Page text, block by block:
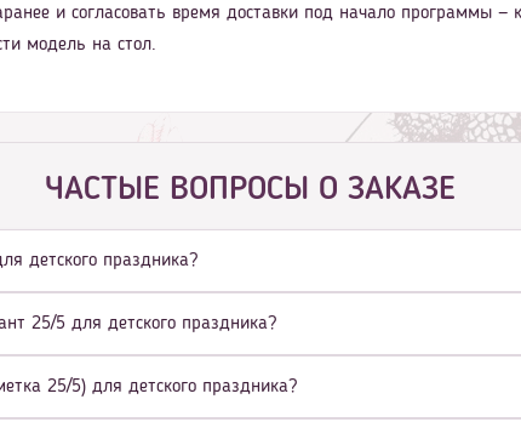
и согласовать время доставки под начало программы —
модель на стол.
ЧАСТЫЕ ВОПРОСЫ О ЗАКАЗЕ
детского праздника?
25/5 для детского праздника?
25/5) для детского праздника?